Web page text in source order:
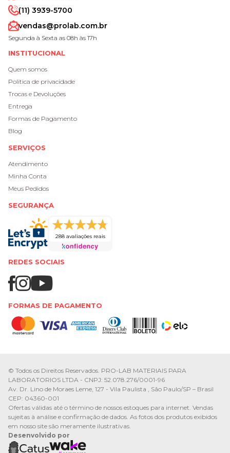
(11) 3939-5700
vendas@prolab.com.br
Segunda à Sexta as 08h às 17h
INSTITUCIONAL
Quem somos
Política de privacidade
Trocas e Devoluções
Entrega
Formas de Pagamento
Blog
SERVIÇOS
Atendimento
Minha Conta
Meus Pedidos
SEGURANÇA
288 avaliações reais
REDES SOCIAIS
FORMAS DE PAGAMENTO
© Todos os Direitos Reservados. PRO-LAB MATERIAIS PARA
LABORATORIOS LTDA - CNPJ: 52.078.276/0001-96
Av. Dr. Lino de Moraes Leme, 127 - Vila Paulista , São Paulo/SP – Brasil
CEP: 04360-001
Ofertas válidas até o término de nossos estoques para internet. Vendas
sujeitas à análise e confirmação de dados. As fotos dos produtos exibidos
em nosso site são meramente ilustrativas.
Desenvolvido por